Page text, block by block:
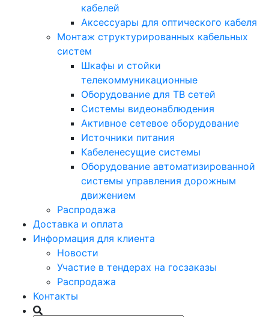
кабелей
Аксессуары для оптического кабеля
Монтаж структурированных кабельных
систем
Шкафы и стойки
телекоммуникационные
Оборудование для ТВ сетей
Системы видеонаблюдения
Активное сетевое оборудование
Источники питания
Кабеленесущие системы
Оборудование автоматизированной
системы управления дорожным
движением
Распродажа
Доставка и оплата
Информация для клиента
Новости
Участие в тендерах на госзаказы
Распродажа
Контакты